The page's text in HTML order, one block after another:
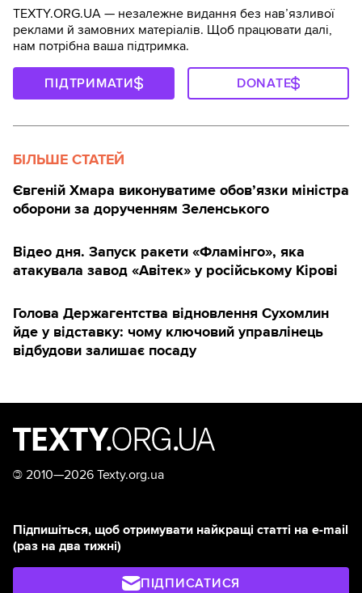
TEXTY.ORG.UA — незалежне видання без навʼязливої
реклами й замовних матеріалів. Щоб працювати далі,
нам потрібна ваша підтримка.
ПІДТРИМАТИ DONATE
БІЛЬШЕ СТАТЕЙ
Євгеній Хмара виконуватиме обов’язки міністра
оборони за дорученням Зеленського
Відео дня. Запуск ракети «Фламінго», яка
атакувала завод «Авітек» у російському Кірові
Голова Держагентства відновлення Сухомлин
йде у відставку: чому ключовий управлінець
відбудови залишає посаду
© 2010—2026 Texty.org.ua
Підпишіться, щоб отримувати найкращі статті на e-mail
(раз на два тижні)
ПІДПИСАТИСЯ